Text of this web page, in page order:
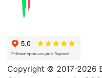
Copyright © 2017-2026